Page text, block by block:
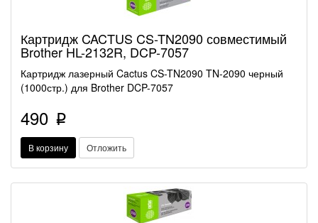
Картридж CACTUS CS-TN2090 совместимый
Brother HL-2132R, DCP-7057
Картридж лазерный Cactus CS-TN2090 TN-2090 черный
(1000стр.) для Brother DCP-7057
490 p
В корзину Отложить